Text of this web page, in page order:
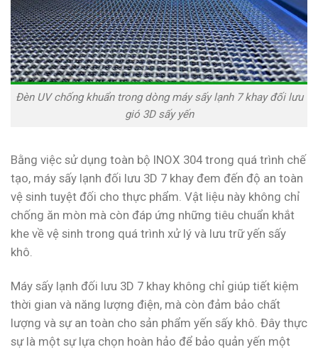
Đèn UV chống khuẩn trong dòng máy sấy lạnh 7 khay đối lưu
gió 3D sấy yến
Bằng việc sử dụng toàn bộ INOX 304 trong quá trình chế
tạo, máy sấy lạnh đối lưu 3D 7 khay đem đến độ an toàn
vệ sinh tuyệt đối cho thực phẩm. Vật liệu này không chỉ
chống ăn mòn mà còn đáp ứng những tiêu chuẩn khắt
khe về vệ sinh trong quá trình xử lý và lưu trữ yến sấy
khô.
Máy sấy lạnh đối lưu 3D 7 khay không chỉ giúp tiết kiệm
thời gian và năng lượng điện, mà còn đảm bảo chất
lượng và sự an toàn cho sản phẩm yến sấy khô. Đây thực
sự là một sự lựa chọn hoàn hảo để bảo quản yến một